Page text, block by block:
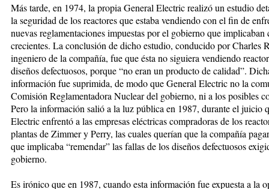
Más tarde, en 1974, la propia General Electric realizó un estudio
la seguridad de los reactores que estaba vendiendo con el fin de
nuevas reglamentaciones impuestas por el gobierno que implicaban
crecientes. La conclusión de dicho estudio, conducido por Charles
ingeniero de la compañía, fue que ésta no siguiera vendiendo
diseños defectuosos, porque “no eran un producto de calidad”.
información fue suprimida, de modo que General Electric no la
Comisión Reglamentadora Nuclear del gobierno, ni a los posibles
Pero la información salió a la luz pública en 1987, durante el juicio
Electric enfrentó a las empresas eléctricas compradoras de los
plantas de Zimmer y Perry, las cuales querían que la compañía
que implicaba “remendar” las fallas de los diseños defectuosos
gobierno.
Es irónico que en 1987, cuando esta información fue expuesta a la